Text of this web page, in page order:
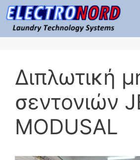
Μετάβαση
σε
περιεχόμενο
Διπλωτική
σεντονιών
MODUSAL